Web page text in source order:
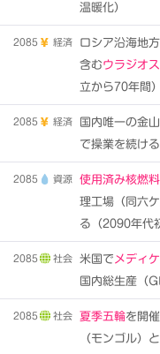
温暖化）
2085 経済
ロシア沿海地
含むウラジオ
立から70年間）
2085 経済 国内唯一の金山
で操業を続け
2085 資源 使用済み核燃料
理工場（同六
る（2090年代
2085 社会 米国で メディ
国内総生産（
2085 社会 夏季五輪を開
（モンゴル）